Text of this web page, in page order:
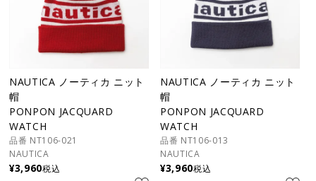
NAUTICA ノーティカ ニット
帽
PONPON JACQUARD
WATCH
品番 NT106-021
NAUTICA
¥3,960税込
NAUTICA ノーティカ ニット
帽
PONPON JACQUARD
WATCH
品番 NT106-013
NAUTICA
¥3,960税込